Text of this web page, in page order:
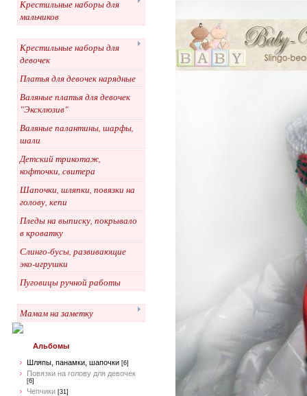
Крестильные наборы для
мальчиков
Крестильные наборы для
девочек
Платья для девочек нарядные
Валяные платья для девочек
"Эксклюзив"
Валяные палантины, шарфы,
шали
Детский трикотаж,
кофточки, свитера
Шапочки, шляпки, повязки на
голову, кепи
Пледы на выписку, покрывало
в кроватку
Слинго-бусы, развивающие
эко-игрушки
Пуговицы ручной работы
Мамам на заметку
Альбомы
Шляпы, панамки, шапочки [6]
Повязки на голову для девочек
[6]
Чепчики [31]